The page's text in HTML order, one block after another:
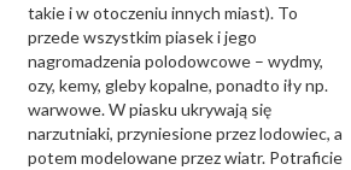
takie i w otoczeniu innych miast). To
przede wszystkim piasek i jego
nagromadzenia polodowcowe – wydmy,
ozy, kemy, gleby kopalne, ponadto iły np.
warwowe. W piasku ukrywają się
narzutniaki, przyniesione przez lodowiec, a
potem modelowane przez wiatr. Potraficie